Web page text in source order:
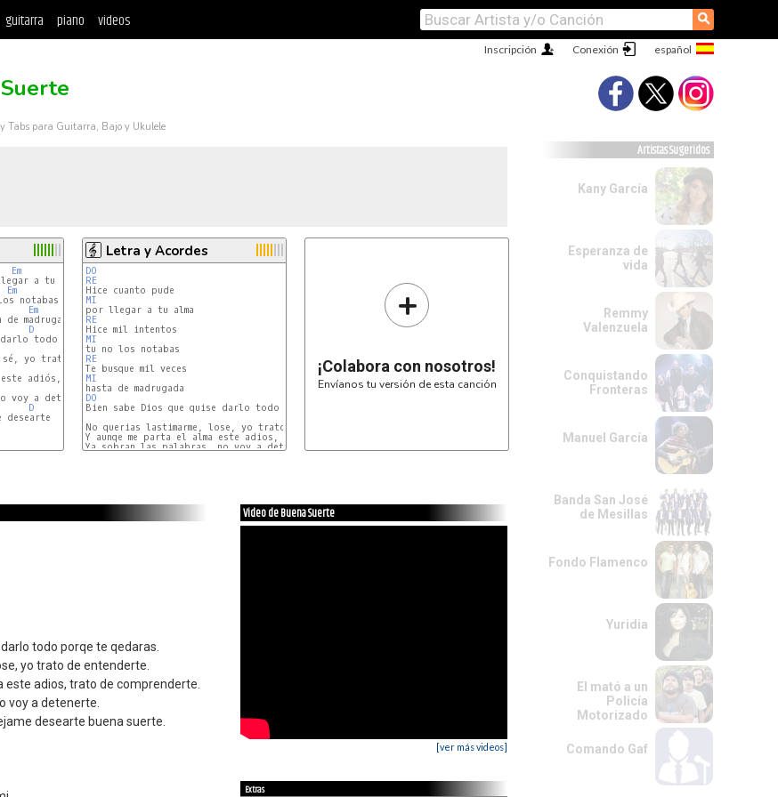
guitarra piano videos ⚲
Conexión
Inscripción
y Tabs para Guitarra, Bajo y Ukulele
Em
a tu alma
Em
notabas
Em
madrugada
D
todo porqe te quedaras
Em
yo trato de entenderte
Em
adiós, trato de comprenderte
voy a detenerte
D
desearte
Letra y Acordes
DO
RE
MI
RE
MI
RE
MI
DO
Bien sabe Dios que quise darlo todo porqe te qedaras.
No querias lastimarme, lose, yo trato de entenderte.
Y aunqe me parta el alma este adios, trato de comprenderte.
Ya sobran las palabras, no voy a detenerte.
+
¡Colabora con nosotros!
Envíanos tu versión de esta canción
todo porqe te qedaras.
yo trato de entenderte.
este adios, trato de comprenderte.
voy a detenerte.
desearte buena suerte.
Video de Buena Suerte
[ver más videos]
Extras
Artistas Sugeridos
Kany García
Esperanza de
vida
Remmy
Valenzuela
Conquistando
Fronteras
Manuel García
Banda San José
de Mesillas
Fondo Flamenco
Yuridia
El mató a un
Policía
Motorizado
Comando Gaf